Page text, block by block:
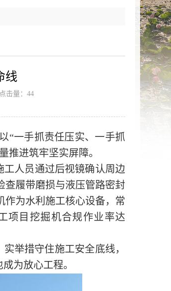
线
点击量： 44
“一手抓责任压实、一手抓
推进筑牢坚实屏障。
人员通过后视镜确认周边
查履带磨损与液压管路密封
为水利施工核心设备，常
项目挖掘机合规作业率达
举措守住施工安全底线，
为放心工程。